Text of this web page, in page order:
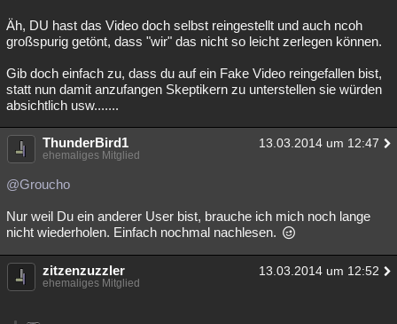
Äh, DU hast das Video doch selbst reingestellt und auch ncoh
großspurig getönt, dass "wir" das nicht so leicht zerlegen können.
Gib doch einfach zu, dass du auf ein Fake Video reingefallen bist,
statt nun damit anzufangen Skeptikern zu unterstellen sie würden
absichtlich usw.......
ThunderBird1 13.03.2014 um 12:47
ehemaliges Mitglied
@Groucho
Nur weil Du ein anderer User bist, brauche ich mich noch lange
nicht wiederholen. Einfach nochmal nachlesen.
zitzenzuzzler 13.03.2014 um 12:52
ehemaliges Mitglied